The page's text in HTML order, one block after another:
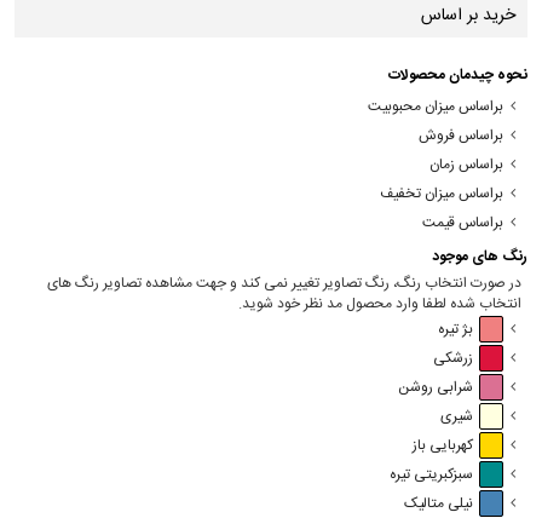
خرید بر اساس
نحوه چیدمان محصولات
براساس میزان محبوبیت
براساس فروش
براساس زمان
براساس میزان تخفیف
براساس قیمت
رنگ های موجود
در صورت انتخاب رنگ، رنگ تصاویر تغییر نمی کند و جهت مشاهده تصاویر رنگ های
انتخاب شده لطفا وارد محصول مد نظر خود شوید.
بژ تیره
زرشکی
شرابی روشن
شیری
کهربایی باز
سبزکبریتی تیره
نیلی متالیک